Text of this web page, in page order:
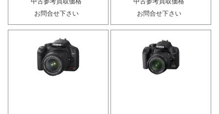
お問合せ下さい
お問合せ下さい